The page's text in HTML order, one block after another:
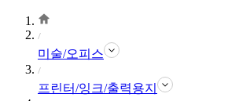
미술/오피스
프린터/잉크/출력용지